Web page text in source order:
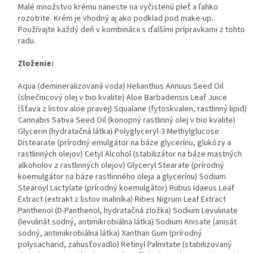
Malé množstvo krému naneste na vyčistenú pleť a ľahko
rozotrite. Krém je vhodný aj ako podklad pod make-up.
Používajte každý deň v kombinácii s ďalšími prípravkami z tohto
radu.
Zloženie:
Aqua (demineralizovaná voda) Helianthus Annuus Seed Oil
(slnečnicový olej v bio kvalite) Aloe Barbadensis Leaf Juice
(šťava z listov aloe pravej) Squalane (fytoskvalen, rastlinný lipid)
Cannabis Sativa Seed Oil (konopný rastlinný olej v bio kvalite)
Glycerin (hydratačná látka) Polyglyceryl-3 Methylglucose
Distearate (prírodný emulgátor na báze glycerínu, glukózy a
rastlinných olejov) Cetyl Alcohol (stabilizátor na báze mastných
alkoholov z rastlinných olejov) Glyceryl Stearate (prírodný
koemulgátor na báze rastlinného oleja a glycerínu) Sodium
Stearoyl Lactylate (prírodný koemulgátor) Rubus Idaeus Leaf
Extract (extrakt z listov maliníka) Ribes Nigrum Leaf Extract
Panthenol (D-Panthenol, hydratačná zložka) Sodium Levulinate
(levulinát sodný, antimikrobiálna látka) Sodium Anisate (anisát
sodný, antimikrobiálna látka) Xanthan Gum (prírodný
polysacharid, zahusťovadlo) Retinyl Palmitate (stabilizovaný